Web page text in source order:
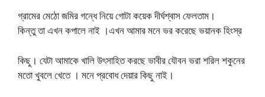
গ্রামের মেঠো জমির গন্ধে নিয়ে গোটা কয়েক দীর্ঘশ্বাস ফেলতাম।
কিন্তু তা এখন কপালে নাই ।এখন আমার মনে ভর করেছে ভয়ানক হিংস্র
কিছু। যেটা আমাকে খালি উৎসাহিত করছে ভাবীর যৌবন ভরা শরিল শকুনের
মতো খুবলে খেতে । মনে প্রবোধ দেয়ার কিছু নাই।